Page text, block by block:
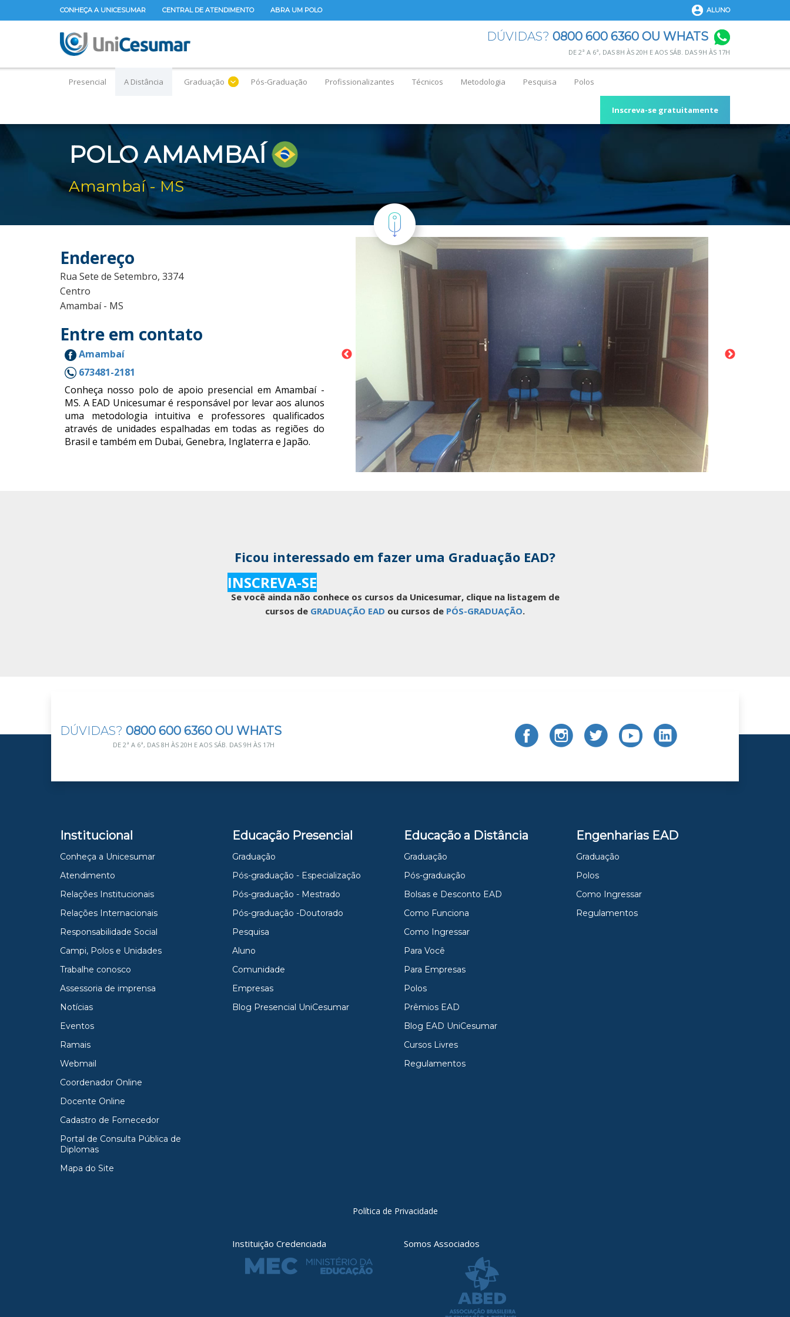
CONHEÇA A UNICESUMAR CENTRAL DE ATENDIMENTO ABRA UM POLO ALUNO
DÚVIDAS? 0800 600 6360 OU WHATS
DE 2ª A 6ª, DAS 8H ÀS 20H E AOS SÁB. DAS 9H ÀS 17H
Presencial A Distância Graduação Pós-Graduação Profissionalizantes Técnicos Metodologia Pesquisa Polos
Inscreva-se gratuitamente
POLO AMAMBAÍ
Amambaí - MS
Endereço
Rua Sete de Setembro, 3374
Centro
Amambaí - MS
Entre em contato
Amambaí
673481-2181
Conheça nosso polo de apoio presencial em Amambaí -
MS. A EAD Unicesumar é responsável por levar aos alunos
uma metodologia intuitiva e professores qualificados
através de unidades espalhadas em todas as regiões do
Brasil e também em Dubai, Genebra, Inglaterra e Japão.
Ficou interessado em fazer uma Graduação EAD?
INSCREVA-SE
Se você ainda não conhece os cursos da Unicesumar, clique na listagem de
cursos de GRADUAÇÃO EAD ou cursos de PÓS-GRADUAÇÃO.
DÚVIDAS? 0800 600 6360 OU WHATS
DE 2ª A 6ª, DAS 8H ÀS 20H E AOS SÁB. DAS 9H ÀS 17H
Institucional
Conheça a Unicesumar
Atendimento
Relações Institucionais
Relações Internacionais
Responsabilidade Social
Campi, Polos e Unidades
Trabalhe conosco
Assessoria de imprensa
Notícias
Eventos
Ramais
Webmail
Coordenador Online
Docente Online
Cadastro de Fornecedor
Portal de Consulta Pública de
Diplomas
Mapa do Site
Educação Presencial
Graduação
Pós-graduação - Especialização
Pós-graduação - Mestrado
Pós-graduação -Doutorado
Pesquisa
Aluno
Comunidade
Empresas
Blog Presencial UniCesumar
Educação a Distância
Graduação
Pós-graduação
Bolsas e Desconto EAD
Como Funciona
Como Ingressar
Para Você
Para Empresas
Polos
Prêmios EAD
Blog EAD UniCesumar
Cursos Livres
Regulamentos
Engenharias EAD
Graduação
Polos
Como Ingressar
Regulamentos
Política de Privacidade
Instituição Credenciada Somos Associados